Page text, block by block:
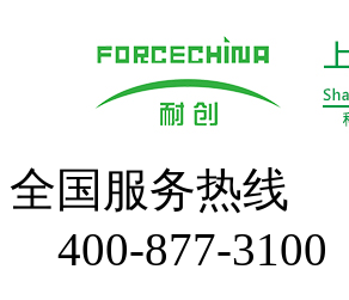
全国服务热线
400-877-3100